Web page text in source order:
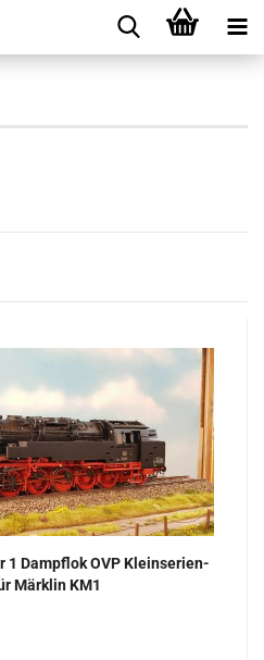
1 Dampf­lok OVP Klein­se­ri­en­
Märk­lin KM1